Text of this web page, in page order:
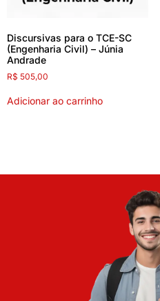
Discursivas para o TCE-SC
(Engenharia Civil) – Júnia
Andrade
R$ 505,00
Adicionar ao carrinho